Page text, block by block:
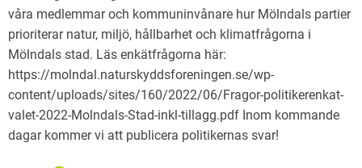
våra medlemmar och kommuninvånare hur Mölndals partier
prioriterar natur, miljö, hållbarhet och klimatfrågorna i
Mölndals stad. Läs enkätfrågorna här:
https://molndal.naturskyddsforeningen.se/wp-
content/uploads/sites/160/2022/06/Fragor-politikerenkat-
valet-2022-Molndals-Stad-inkl-tillagg.pdf Inom kommande
dagar kommer vi att publicera politikernas svar!